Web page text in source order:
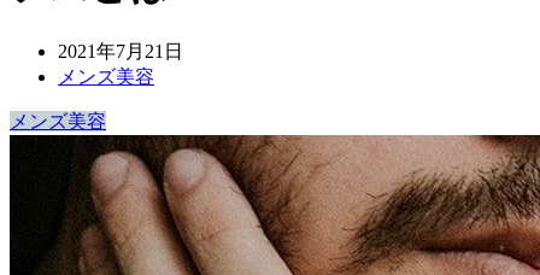
2021年7月21日
メンズ美容
メンズ美容